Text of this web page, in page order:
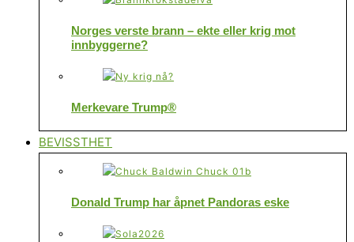
Norges verste brann – ekte eller krig mot
innbyggerne?
Merkevare Trump®
BEVISSTHET
Donald Trump har åpnet Pandoras eske